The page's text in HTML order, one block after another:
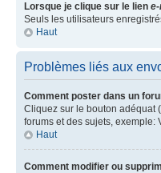
Lorsque je clique sur le lien
Seuls les utilisateurs
Haut
Problèmes liés aux
Comment poster dans un
Cliquez sur le bouton adéquat
forums et des sujets, exemple:
Haut
Comment modifier ou